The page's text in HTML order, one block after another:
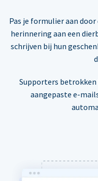
Pas je formulier aan
herinnering aan een
schrijven bij hun
Supporters betrokken
aangepaste e-